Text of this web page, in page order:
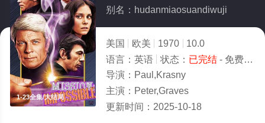
1-23全集/大结局
别名：hudanmiaosuandiwuji
美国 欧美 1970
10.0
语言： 英语 状态： 已完结- 免费在线观看
导演： Paul,Krasny
主演： Peter,Graves
更新时间： 2025-10-18